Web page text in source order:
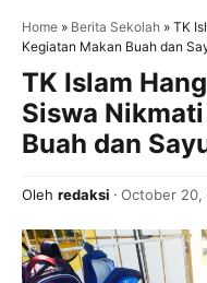
Home » Berita Sekolah » TK
Kegiatan Makan Buah dan
TK Islam
Siswa
Buah dan
Oleh redaksi October 20,